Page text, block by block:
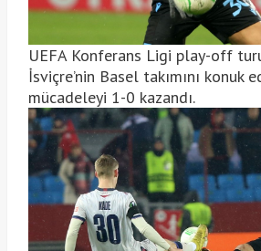
UEFA Konferans Ligi play-off
İsviçre’nin Basel takımını konuk
mücadeleyi 1-0 kazandı.